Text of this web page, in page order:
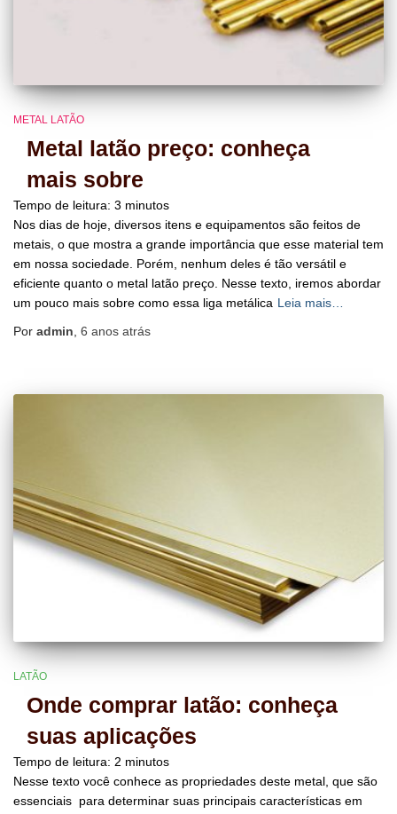
METAL LATÃO
Metal latão preço: conheça
mais sobre
Tempo de leitura: 3 minutos
Nos dias de hoje, diversos itens e equipamentos são feitos de
metais, o que mostra a grande importância que esse material tem
em nossa sociedade. Porém, nenhum deles é tão versátil e
eficiente quanto o metal latão preço. Nesse texto, iremos abordar
um pouco mais sobre como essa liga metálica Leia mais…
Por admin, 6 anos atrás
LATÃO
Onde comprar latão: conheça
suas aplicações
Tempo de leitura: 2 minutos
Nesse texto você conhece as propriedades deste metal, que são
essenciais para determinar suas principais características em